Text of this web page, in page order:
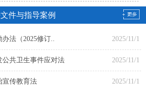
泰山蓝天律所.. 2026/3/30
党支部召开树立.. 2026/3/16
党支部专题学习.. 2026/3/16
件与指导案例
2025/11/1
法（2025修订..
2025/11/1
共卫生事件应对法
2025/11/1
宣传教育法